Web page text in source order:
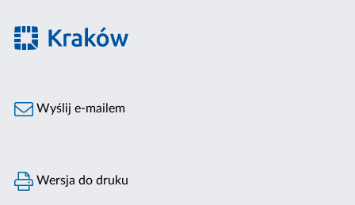
Wyślij e-mailem
Wersja do druku